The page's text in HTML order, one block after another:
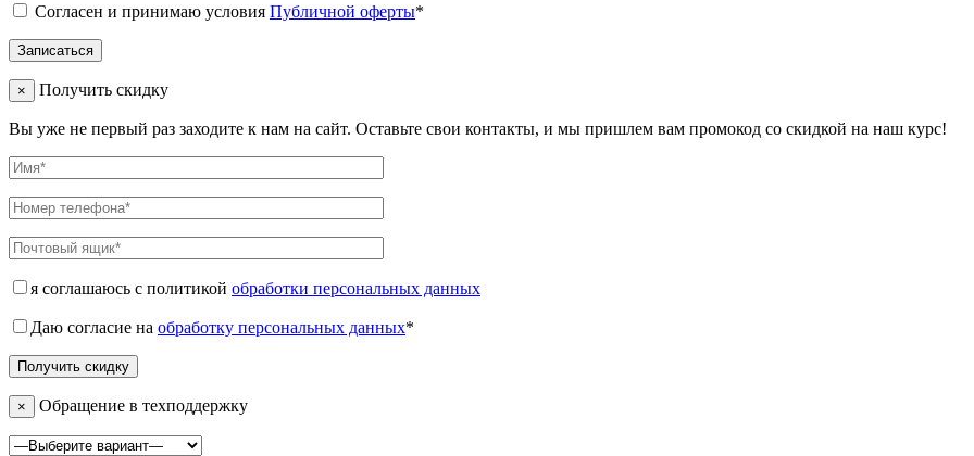
Согласен и принимаю условия Публичной оферты*
× Получить скидку
Вы уже не первый раз заходите к нам на сайт. Оставьте свои контакты, и мы пришлем вам промокод со скидкой на наш курс!
я соглашаюсь с политикой обработки персональных данных
Даю согласие на обработку персональных данных*
× Обращение в техподдержку